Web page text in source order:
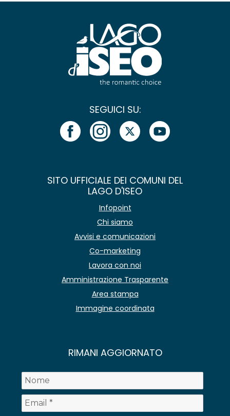
SEGUICI SU:
SITO UFFICIALE DEI COMUNI DEL
LAGO D'ISEO
Infopoint
Chi siamo
Avvisi e comunicazioni
Co-marketing
Lavora con noi
Amministrazione Trasparente
Area stampa
Immagine coordinata
RIMANI AGGIORNATO